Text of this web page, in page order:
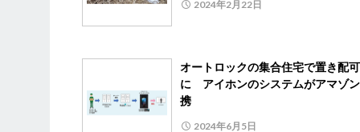
2024年2月22日
オートロックの集合住宅で置き配
に アイホンのシステムがアマゾ
携
2024年6月5日